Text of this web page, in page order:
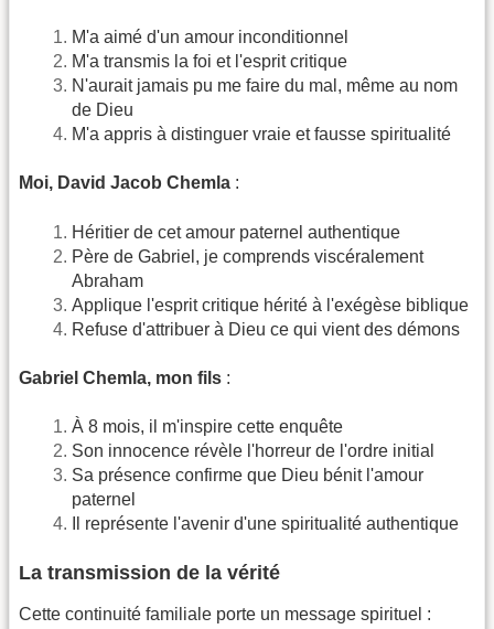
M'a aimé d'un amour inconditionnel
M'a transmis la foi et l'esprit critique
N'aurait jamais pu me faire du mal, même au nom
de Dieu
M'a appris à distinguer vraie et fausse spiritualité
Moi, David Jacob Chemla :
Héritier de cet amour paternel authentique
Père de Gabriel, je comprends viscéralement
Abraham
Applique l'esprit critique hérité à l'exégèse biblique
Refuse d'attribuer à Dieu ce qui vient des démons
Gabriel Chemla, mon fils :
À 8 mois, il m'inspire cette enquête
Son innocence révèle l'horreur de l'ordre initial
Sa présence confirme que Dieu bénit l'amour
paternel
Il représente l'avenir d'une spiritualité authentique
La transmission de la vérité
Cette continuité familiale porte un message spirituel :